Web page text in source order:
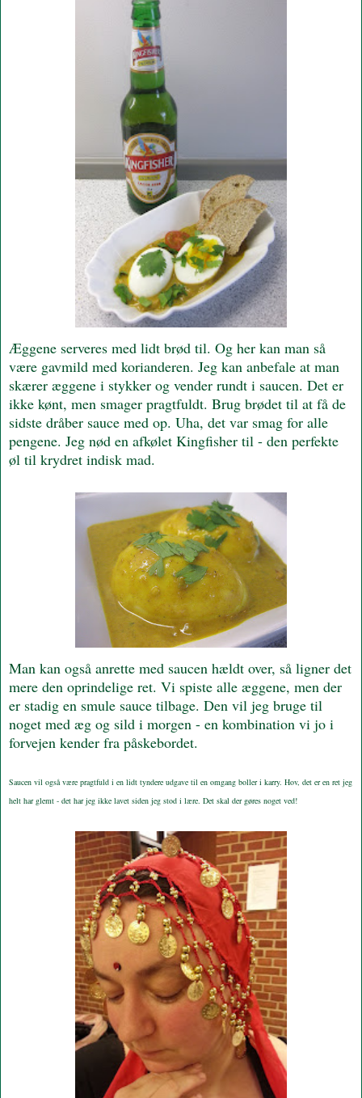
Æggene serveres med lidt brød til. Og her kan man så
være gavmild med korianderen. Jeg kan anbefale at man
skærer æggene i stykker og vender rundt i saucen. Det er
ikke kønt, men smager pragtfuldt. Brug brødet til at få de
sidste dråber sauce med op. Uha, det var smag for alle
pengene. Jeg nød en afkølet Kingfisher til - den perfekte
øl til krydret indisk mad.
Man kan også anrette med saucen hældt over, så ligner det
mere den oprindelige ret. Vi spiste alle æggene, men der
er stadig en smule sauce tilbage. Den vil jeg bruge til
noget med æg og sild i morgen - en kombination vi jo i
forvejen kender fra påskebordet.
Saucen vil også være pragtfuld i en lidt tyndere udgave til en omgang boller i karry. Hov, det er en ret jeg
helt har glemt - det har jeg ikke lavet siden jeg stod i lære. Det skal der gøres noget ved!